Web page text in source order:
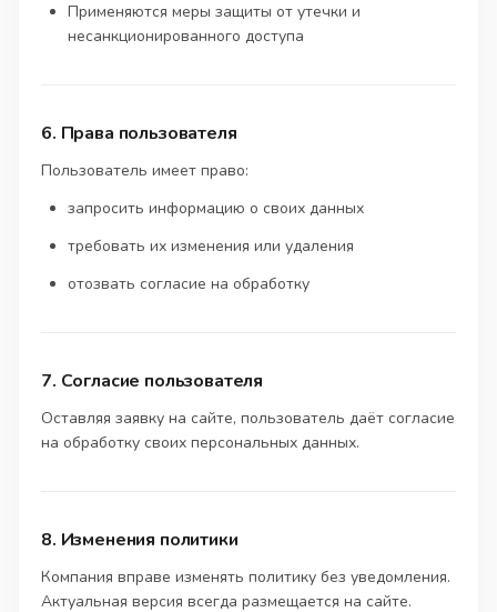
Применяются меры защиты от утечки и
несанкционированного доступа
6. Права пользователя
Пользователь имеет право:
запросить информацию о своих данных
требовать их изменения или удаления
отозвать согласие на обработку
7. Согласие пользователя
Оставляя заявку на сайте, пользователь даёт согласие
на обработку своих персональных данных.
8. Изменения политики
Компания вправе изменять политику без уведомления.
Актуальная версия всегда размещается на сайте.